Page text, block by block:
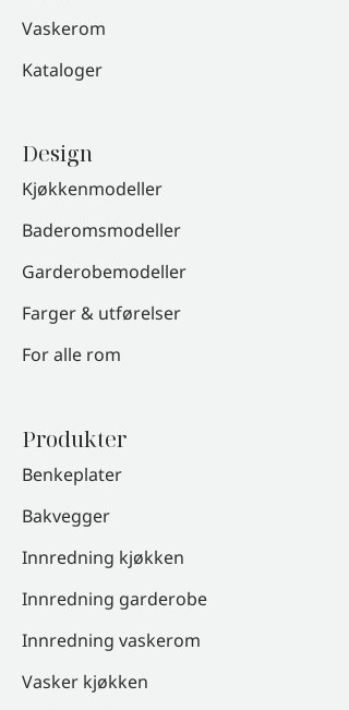
Vaskerom
Kataloger
Design
Kjøkkenmodeller
Baderomsmodeller
Garderobemodeller
Farger & utførelser
For alle rom
Produkter
Benkeplater
Bakvegger
Innredning kjøkken
Innredning garderobe
Innredning vaskerom
Vasker kjøkken